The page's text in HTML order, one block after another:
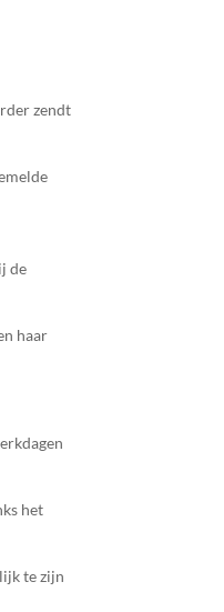
zendt
de
haar
het
te zijn